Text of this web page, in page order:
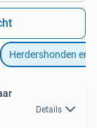
Herdershonden en
Details